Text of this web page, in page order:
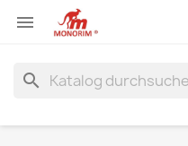

search